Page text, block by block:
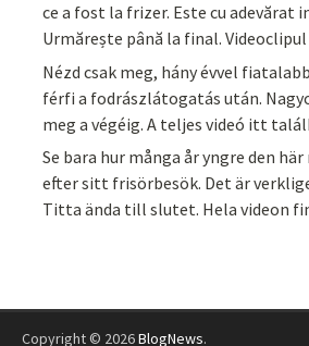
ce a fost la frizer. Este cu adevărat
Urmărește până la final.
Nézd csak meg, hány évvel
férfi a fodrászlátogatás után.
meg a végéig. A teljes videó itt
Se bara hur många år yngre den
efter sitt frisörbesök. Det är
Titta ända till slutet. Hela videon
Copyright © 2026BlogNews.